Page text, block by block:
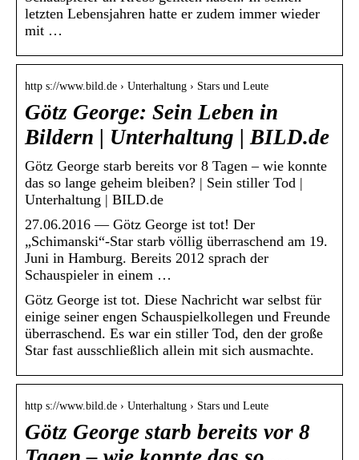
letzten Lebensjahren hatte er zudem immer wieder
mit …
http s://www.bild.de › Unterhaltung › Stars und Leute
Götz George: Sein Leben in
Bildern | Unterhaltung | BILD.de
Götz George starb bereits vor 8 Tagen – wie konnte
das so lange geheim bleiben? | Sein stiller Tod |
Unterhaltung | BILD.de
27.06.2016 — Götz George ist tot! Der
„Schimanski“-Star starb völlig überraschend am 19.
Juni in Hamburg. Bereits 2012 sprach der
Schauspieler in einem …
Götz George ist tot. Diese Nachricht war selbst für
einige seiner engen Schauspielkollegen und Freunde
überraschend. Es war ein stiller Tod, den der große
Star fast ausschließlich allein mit sich ausmachte.
http s://www.bild.de › Unterhaltung › Stars und Leute
Götz George starb bereits vor 8